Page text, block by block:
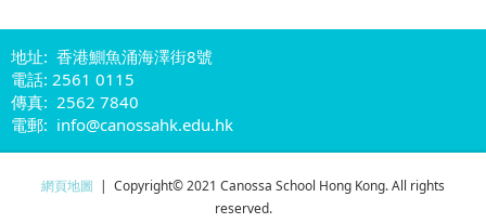
地址: 香港鰂魚涌海澤街8號
電話: 2561 0115
傳真: 2562 7840
電郵: info@canossahk.edu.hk
網頁地圖 | Copyright© 2021 Canossa School Hong Kong. All rights
reserved.